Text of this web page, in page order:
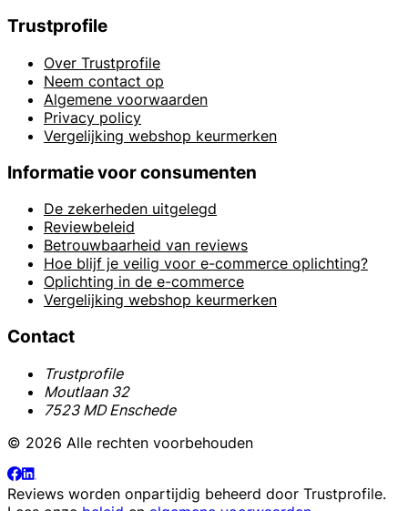
Trustprofile
Over Trustprofile
Neem contact op
Algemene voorwaarden
Privacy policy
Vergelijking webshop keurmerken
Informatie voor consumenten
De zekerheden uitgelegd
Reviewbeleid
Betrouwbaarheid van reviews
Hoe blijf je veilig voor e-commerce oplichting?
Oplichting in de e-commerce
Vergelijking webshop keurmerken
Contact
Trustprofile
Moutlaan 32
7523 MD Enschede
© 2026 Alle rechten voorbehouden
Reviews worden onpartijdig beheerd door Trustprofile.